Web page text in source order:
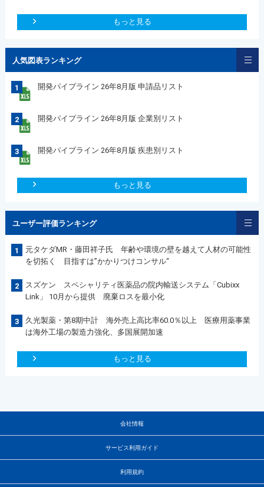
もっと見る
人気図表ランキング
1 開発パイプライン 26年8月版 申請品リスト
2 開発パイプライン 26年8月版 企業別リスト
3 開発パイプライン 26年8月版 疾患別リスト
もっと見る
ユーザー評価ランキング
1
元タケダMR・藤田祥子氏 年齢や環境の壁を越えて人材の可能性
を切拓く 目指すは”かかりつけコンサル“
2
スズケン スペシャリティ医薬品の院内輸送システム「Cubixx
Link」 10月から提供 廃棄ロスを最小化
3
久光製薬・第8期中計 海外売上高比率60.0％以上 医療用薬事業
は海外工場の製造力強化、多国展開加速
もっと見る
会社情報
サービス利用ガイド
利用規約